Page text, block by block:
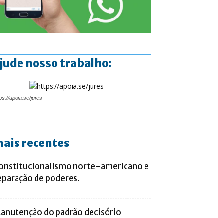
nosso trabalho:
apoia.se/jures
recentes
norte-americano e
de poderes.
do padrão decisório